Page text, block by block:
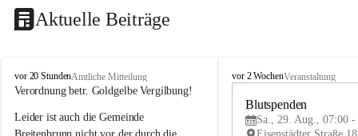
Aktuelle Beiträge
B
r
i
vor 20 StundenAmtliche Mitteilung
Verordnung betr. Goldgelbe Vergilbung!
Leider ist auch die Gemeinde
B
vor 2 WochenVeranstaltung
Blutspenden
Sa., 29. Aug., 07:00 -